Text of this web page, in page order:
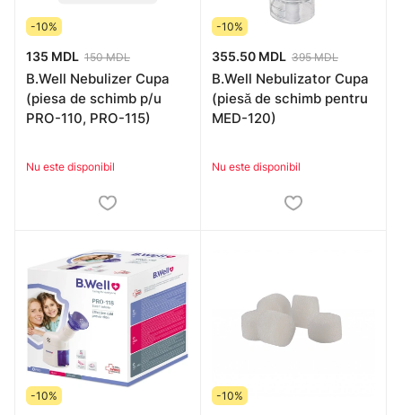
-10%
135 MDL 150 MDL
B.Well Nebulizer Cupa
(piesa de schimb p/u
PRO-110, PRO-115)
Nu este disponibil
-10%
355.50 MDL 395 MDL
B.Well Nebulizator Cupa
(piesă de schimb pentru
MED-120)
Nu este disponibil
-10% -10%